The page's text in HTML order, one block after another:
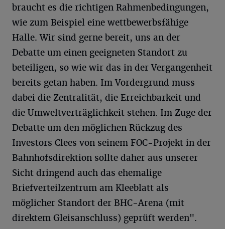
braucht es die richtigen Rahmenbedingungen,
wie zum Beispiel eine wettbewerbsfähige
Halle. Wir sind gerne bereit, uns an der
Debatte um einen geeigneten Standort zu
beteiligen, so wie wir das in der Vergangenheit
bereits getan haben. Im Vordergrund muss
dabei die Zentralität, die Erreichbarkeit und
die Umweltverträglichkeit stehen. Im Zuge der
Debatte um den möglichen Rückzug des
Investors Clees von seinem FOC-Projekt in der
Bahnhofsdirektion sollte daher aus unserer
Sicht dringend auch das ehemalige
Briefverteilzentrum am Kleeblatt als
möglicher Standort der BHC-Arena (mit
direktem Gleisanschluss) geprüft werden".